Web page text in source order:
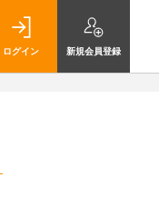
ログイン 新規会員登録